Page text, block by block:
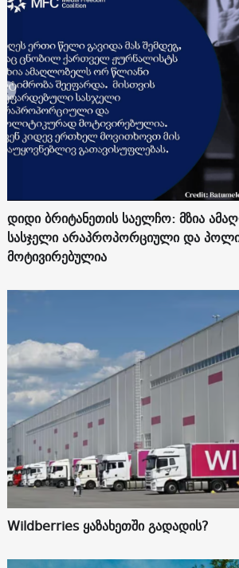
დიდი ბრიტანეთის საელჩო: მზია
სასჯელი არაპროპორციული და
მოტივირებულია
Wildberries ყაზახეთში გადადის?